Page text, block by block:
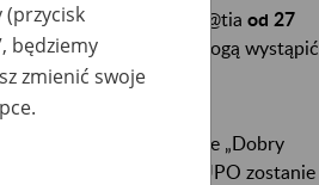
po stronie portalu Emp@tia od 27
do godziny 14:00
mogą wystąpić
(UPO).
500+ oraz świadczenie „Dobry
(PUE) ZUS, UPO zostanie
(przycisk
będziemy
zmienić swoje